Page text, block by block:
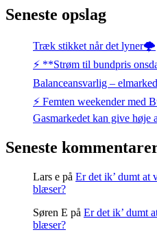
Seneste opslag
Træk stikket når det lyner🌩️
⚡️ **Strøm til bundpris
Balanceansvarlig –
⚡️ Femten weekender med
Gasmarkedet kan give høje
Seneste
Lars e på Er det ik’ dumt at
blæser?
Søren E på Er det ik’ dumt
blæser?